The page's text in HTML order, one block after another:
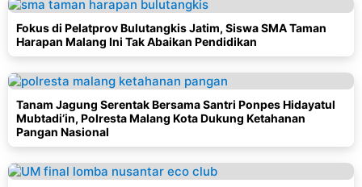
Fokus di Pelatprov Bulutangkis Jatim, Siswa SMA Taman
Harapan Malang Ini Tak Abaikan Pendidikan
Tanam Jagung Serentak Bersama Santri Ponpes Hidayatul
Mubtadi’in, Polresta Malang Kota Dukung Ketahanan
Pangan Nasional